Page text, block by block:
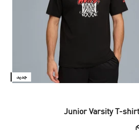
جديد
Junior Varsity T-